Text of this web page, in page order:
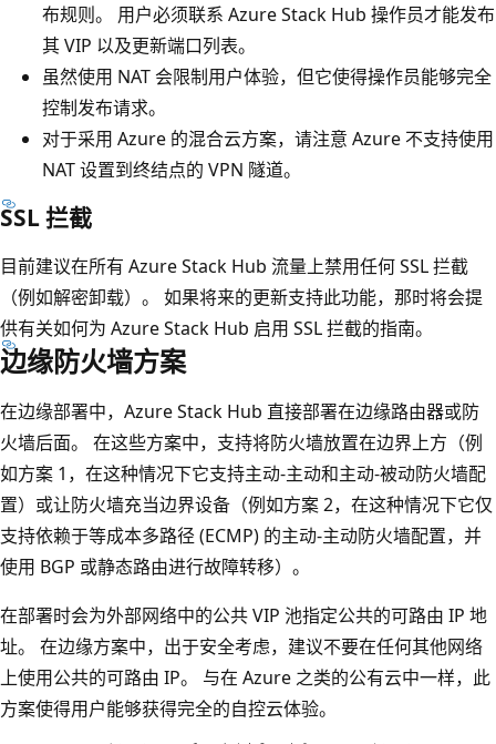
布规则。 用户必须联系 Azure Stack Hub 操作员才能发布
其 VIP 以及更新端口列表。
虽然使用 NAT 会限制用户体验，但它使得操作员能够完全
控制发布请求。
对于采用 Azure 的混合云方案，请注意 Azure 不支持使用
NAT 设置到终结点的 VPN 隧道。
SSL 拦截
目前建议在所有 Azure Stack Hub 流量上禁用任何 SSL 拦截
（例如解密卸载）。 如果将来的更新支持此功能，那时将会提
供有关如何为 Azure Stack Hub 启用 SSL 拦截的指南。
边缘防火墙方案
在边缘部署中，Azure Stack Hub 直接部署在边缘路由器或防
火墙后面。 在这些方案中，支持将防火墙放置在边界上方（例
如方案 1，在这种情况下它支持主动-主动和主动-被动防火墙配
置）或让防火墙充当边界设备（例如方案 2，在这种情况下它仅
支持依赖于等成本多路径 (ECMP) 的主动-主动防火墙配置，并
使用 BGP 或静态路由进行故障转移）。
在部署时会为外部网络中的公共 VIP 池指定公共的可路由 IP 地
址。 在边缘方案中，出于安全考虑，建议不要在任何其他网络
上使用公共的可路由 IP。 与在 Azure 之类的公有云中一样，此
方案使得用户能够获得完全的自控云体验。